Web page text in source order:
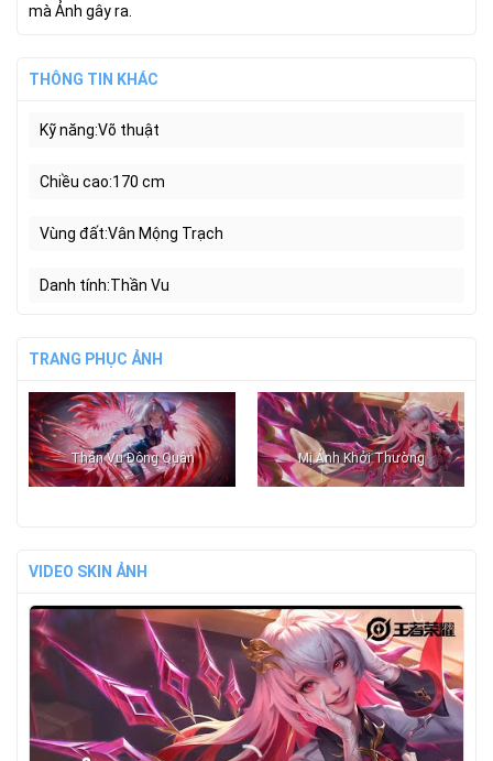
mà Ảnh gây ra.
THÔNG TIN KHÁC
Kỹ năng Võ thuật
Chiều cao 170 cm
Vùng đất Vân Mộng Trạch
Danh tính Thần Vu
TRANG PHỤC ẢNH
Thần Vu Đông Quân Mị Ảnh Khởi Thường
VIDEO SKIN ẢNH